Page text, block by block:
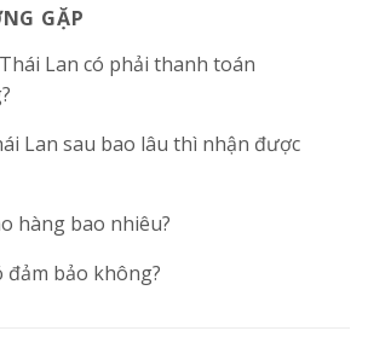
GẶP
Lan có phải thanh toán
Lan sau bao lâu thì nhận được
hàng bao nhiêu?
đảm bảo không?